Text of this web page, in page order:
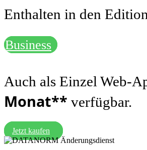
Enthalten in den
Business
Auch als Einzel Web-
Monat** verfügbar.
Jetzt kaufen